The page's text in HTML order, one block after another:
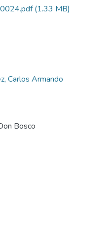
(1.33 MB)
Carlos Armando
Bosco